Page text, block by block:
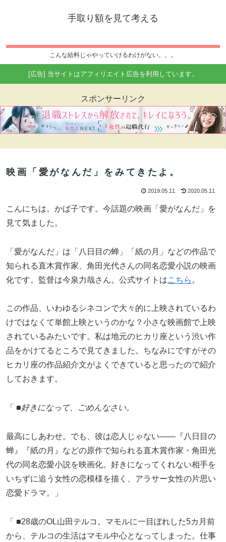
手取り額を見て考える
こんな給料じゃやっていけるわけがない。。。
[広告] 当サイトはアフィリエイト広告を利用しています。
スポンサーリンク
映画「愛がなんだ」をみてきたよ。
2019.05.11 2020.05.11
こんにちは。かば子です。今話題の映画「愛がなんだ」を
見て気ました。
「愛がなんだ」は「八日目の蝉」「紙の月」などの作品で
知られる直木賞作家、角田光代さんの同名恋愛小説の映画
化です。監督は今泉力哉さん。公式サイトはこちら 。
この作品、いわゆるシネコンで大々的に上映されているわ
けではなくて単館上映というのかな？小さな映画館で上映
されているみたいです。私は地元のヒカリ座という渋い作
品をかけてるところで見てきました。ちなみにですがその
ヒカリ座の作品紹介文がよくできていると思ったので紹介
しておきます。
「 ■好きになって、ごめんなさい。
最高にしあわせ。でも、彼は恋人じゃない――『八日目の
蝉』『紙の月』などの原作で知られる直木賞作家・角田光
代の同名恋愛小説を映画化。好きになってくれない相手を
いちずに追う女性の恋模様を描く、アラサー女性の片思い
恋愛ドラマ。」
「 ■28歳のOL山田テルコ。マモルに一目ぼれした5カ月前
から、テルコの生活はマモル中心となってしまった。仕事